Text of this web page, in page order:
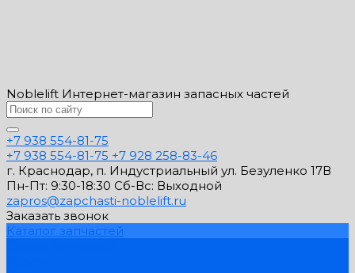
Noblelift Интернет-магазин запасных частей
+7 938 554-81-75
+7 938 554-81-75 +7 928 258-83-46
г. Краснодар, п. Индустриальный ул. Безуленко 17В
Пн-Пт: 9:30-18:30 Cб-Вс: Выходной
zapros@zapchasti-noblelift.ru
Заказать звонок
Каталог запчастей